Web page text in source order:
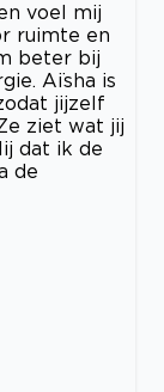
voel mij
ruimte en
beter bij
Aïsha is
jijzelf
ziet wat jij
dat ik de
de